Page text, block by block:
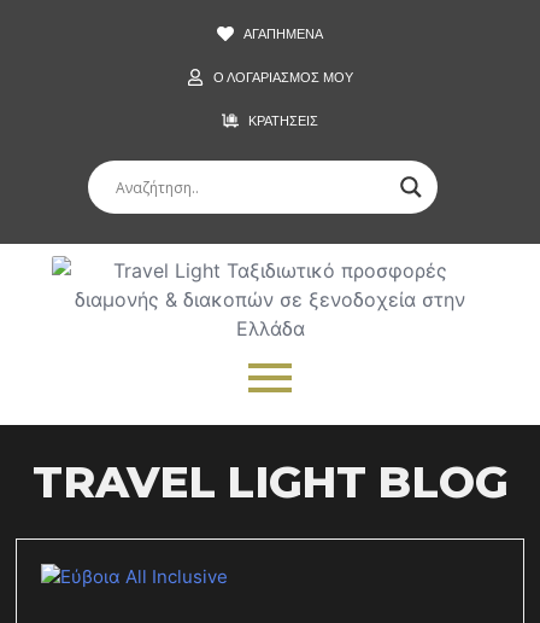
ΑΓΑΠΗΜΕΝΑ
Ο ΛΟΓΑΡΙΑΣΜΟΣ ΜΟΥ
ΚΡΑΤΗΣΕΙΣ
TRAVEL LIGHT BLOG